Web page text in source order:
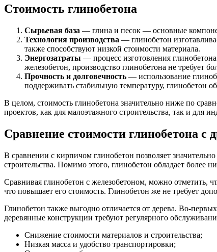
Стоимость глинобетона
Сырьевая база — глина и песок — основные
Технология производства — глинобетон
также способствуют низкой стоимости материала.
Энергозатраты — процесс изготовления
железобетон, производство глинобетона не требует
Прочность и долговечность — использование
поддерживать стабильную температуру, глинобетон
В целом, стоимость глинобетона значительно ниже по
проектов, как для малоэтажного строительства, так и для
Сравнение стоимости глинобетона с
В сравнении с кирпичом глинобетон позволяет
строительства. Помимо этого, глинобетон обладает более
Сравнивая глинобетон с железобетоном, можно отметить,
что повышает его стоимость. Глинобетон же не требует
Глинобетон также выгодно отличается от дерева. Во-
деревянные конструкции требуют регулярного
Снижение стоимости материалов и строительства;
Низкая масса и удобство транспортировки;